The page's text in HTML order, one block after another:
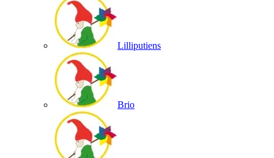
Lilliputiens
Brio